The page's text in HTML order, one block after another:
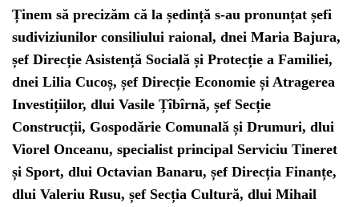
Ținem să precizăm că la ședință s-au pronunțat șefi
sudiviziunilor consiliului raional, dnei Maria Bajura,
șef Direcție Asistență Socială și Protecție a Familiei,
dnei Lilia Cucoș, șef Direcție Economie și Atragerea
Investițiilor, dlui Vasile Țîbîrnă, șef Secție
Construcții, Gospodărie Comunală și Drumuri, dlui
Viorel Onceanu, specialist principal Serviciu Tineret
și Sport, dlui Octavian Banaru, șef Direcția Finanțe,
dlui Valeriu Rusu, șef Secția Cultură, dlui Mihail